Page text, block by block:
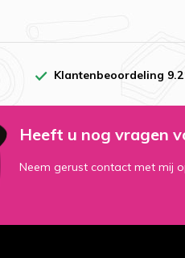
Amerika
Het
soort
normaliter
Dr
Klantenbeoordeling 9.2
Heeft u nog vragen
Neem gerust contact met mij